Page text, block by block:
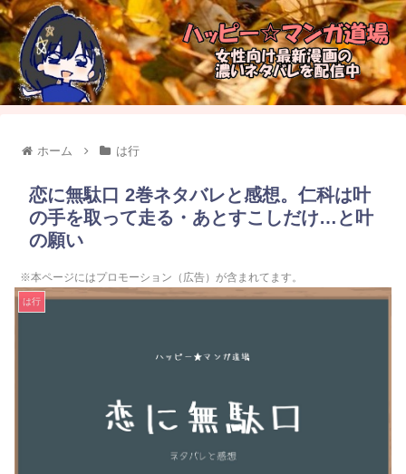
ホーム は行
恋に無駄口 2巻ネタバレと感想。仁科は叶
の手を取って走る・あとすこしだけ…と叶
の願い
※本ページにはプロモーション（広告）が含まれてます。
は行